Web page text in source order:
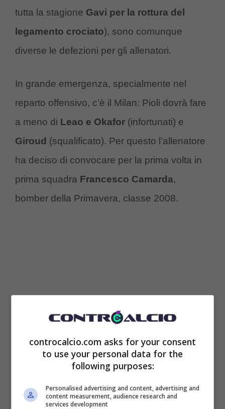
tutta la stagione Gavi per la rottura del
legamento crociato), sono comunque
diverse le defezioni per gli allenatori.
In grande emergenza, specialmente nel
reparto offensivo, c’è il Milan: Pioli dovrà fare
a meno di Leao e Okafor (infortunati) e
Giroud (squalificato). Per questo l’allenatore
ha deciso di convocare per la prima volta in
prima squadra Francesco Camarda,
bomber della Primavera, classe 2008.
Tegola pesantissima, out il
titolarissimo: torna nel 2024
controcalcio.com asks for your consent
to use your personal data for the
following purposes:
Personalised advertising and content, advertising and
content measurement, audience research and
services development